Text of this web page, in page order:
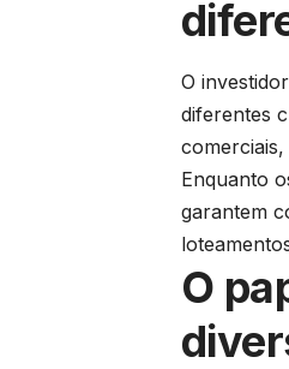
O
diferentes
Enquanto
garantem
O